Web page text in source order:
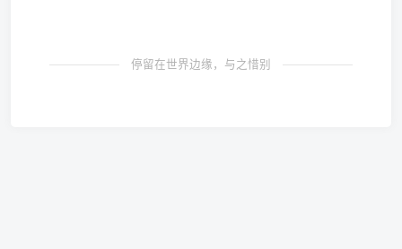
停留在世界边缘，与之惜别